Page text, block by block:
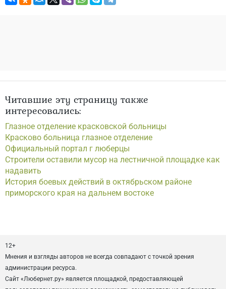
Читавшие эту страницу также
интересовались:
Глазное отделение красковской больницы
Красково больница глазное отделение
Официальный портал г люберцы
Строители оставили мусор на лестничной площадке как
надавить
История боевых действий в октябрьском районе
приморского края на дальнем востоке
12+
Мнения и взгляды авторов не всегда совпадают с точкой зрения
администрации ресурса.
Сайт «Любернет.ру» является площадкой, предоставляющей